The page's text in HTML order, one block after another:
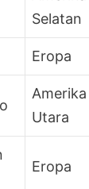
Selatan
Eropa
Amerika
Utara
Eropa